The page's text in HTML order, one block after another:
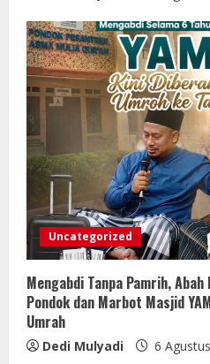
Uncategorized
Mengabdi Tanpa Pamrih,
Pondok dan Marbot Masjid
Umrah
Dedi Mulyadi 6